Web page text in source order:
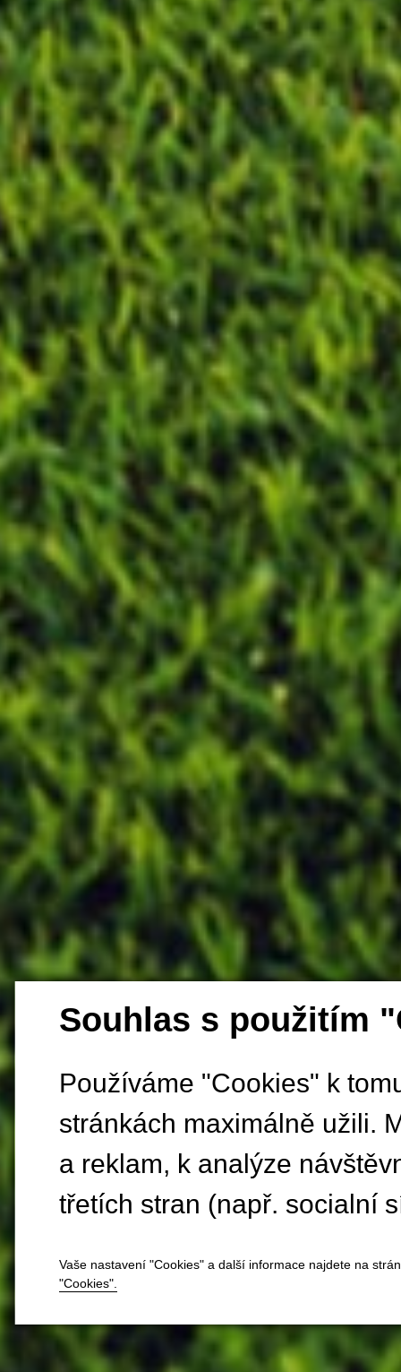
Souhlas s použitím
Používáme "Cookies" k
stránkách maximálně užili.
a reklam, k analýze
třetích stran (např. socialní
Vaše nastavení "Cookies" a další informace najdete na
"Cookies".